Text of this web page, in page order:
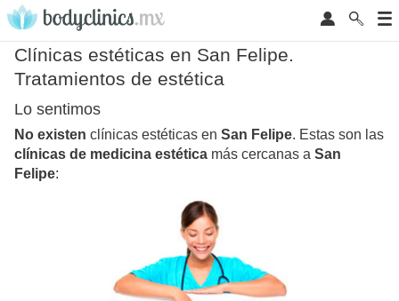
Clínicas estéticas en San Felipe.
Tratamientos de estética
Lo sentimos
No existen clínicas estéticas en San Felipe. Estas son las
clínicas de medicina estética más cercanas a San
Felipe: